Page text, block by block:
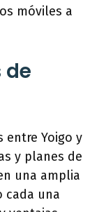
móviles a
de
entre Yoigo y
y planes de
una amplia
cada una